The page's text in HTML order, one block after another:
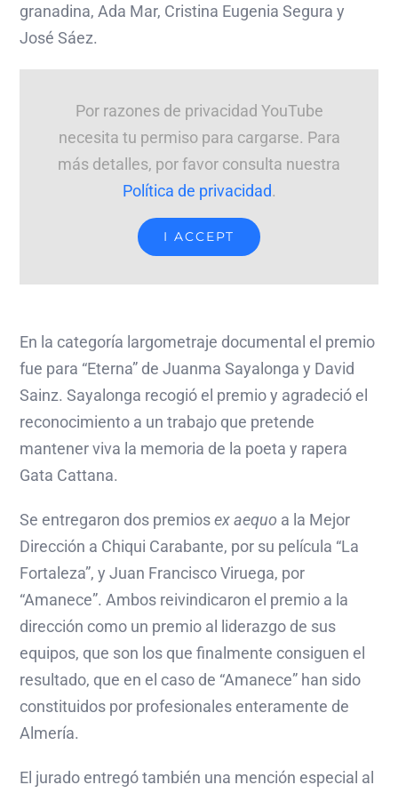
granadina, Ada Mar, Cristina Eugenia Segura y
José Sáez.
Por razones de privacidad YouTube
necesita tu permiso para cargarse. Para
más detalles, por favor consulta nuestra
Política de privacidad.
I ACCEPT
En la categoría largometraje documental el premio
fue para “Eterna” de Juanma Sayalonga y David
Sainz. Sayalonga recogió el premio y agradeció el
reconocimiento a un trabajo que pretende
mantener viva la memoria de la poeta y rapera
Gata Cattana.
Se entregaron dos premiosex aequo a la Mejor
Dirección a Chiqui Carabante, por su película “La
Fortaleza”, y Juan Francisco Viruega, por
“Amanece”. Ambos reivindicaron el premio a la
dirección como un premio al liderazgo de sus
equipos, que son los que finalmente consiguen el
resultado, que en el caso de “Amanece” han sido
constituidos por profesionales enteramente de
Almería.
El jurado entregó también una mención especial al